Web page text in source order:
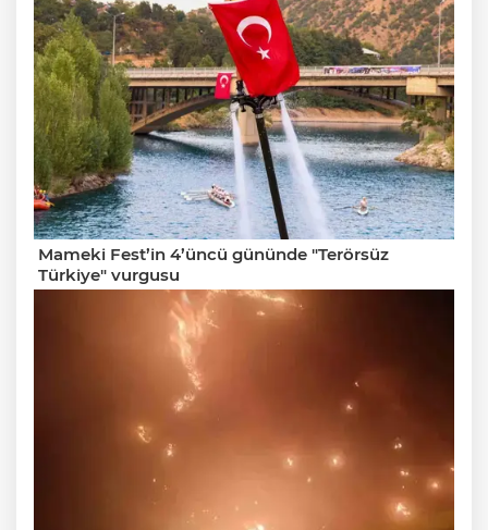
Mameki Fest’in 4’üncü gününde "Terörsüz
Türkiye" vurgusu